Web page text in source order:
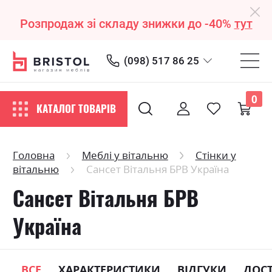
Розпродаж зі складу знижки до -40% тут
(098) 517 86 25
КАТАЛОГ ТОВАРІВ
0
Головна Меблі у вітальню
Стінки у
вітальню
Сансет Вітальня БРВ Україна
Сансет Вітальня БРВ
Україна